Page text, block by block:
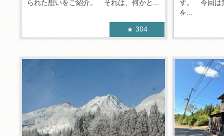
られた想いをご紹介。 それは、何かと...
304
す。 今回は
を...